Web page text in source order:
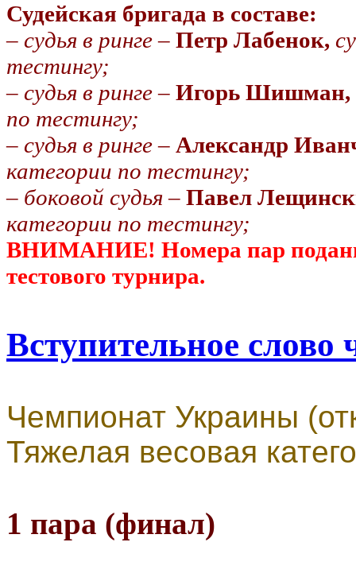
Судейская бригада в составе:
– судья в ринге– Петр Лабенок,
тестингу;
– судья в ринге– Игорь Шишман,
по тестингу;
– судья в ринге – Александр
категории по тестингу;
– боковой судья – Павел
категории по тестингу;
ВНИМАНИЕ! Номера пар поданы
тестового турнира.
Вступительное слово
Чемпионат Украины
Тяжелая весовая
1 пара (финал)